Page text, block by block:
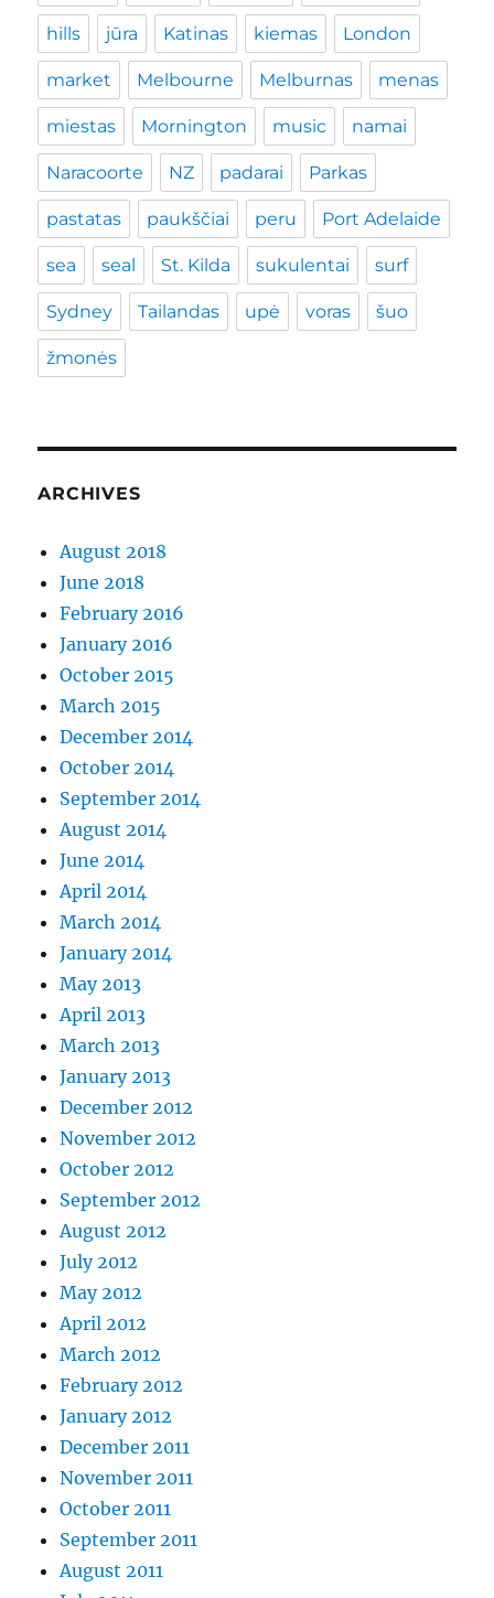
hills jūra Katinas kiemas London
market Melbourne Melburnas menas
miestas Mornington music namai
Naracoorte NZ padarai Parkas
pastatas paukščiai peru Port Adelaide
sea seal St. Kilda sukulentai surf
Sydney Tailandas upė voras šuo
žmonės
ARCHIVES
August 2018
June 2018
February 2016
January 2016
October 2015
March 2015
December 2014
October 2014
September 2014
August 2014
June 2014
April 2014
March 2014
January 2014
May 2013
April 2013
March 2013
January 2013
December 2012
November 2012
October 2012
September 2012
August 2012
July 2012
May 2012
April 2012
March 2012
February 2012
January 2012
December 2011
November 2011
October 2011
September 2011
August 2011